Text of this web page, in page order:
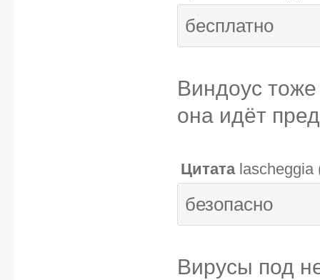
бесплатно
Виндоус
она идёт
Цитата lascheggia
безопасно
Вирусы под